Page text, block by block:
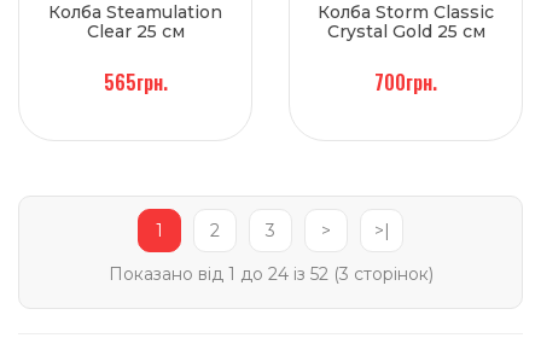
Колба Steamulation
Clear 25 см
565грн.
Колба Storm Classic
Crystal Gold 25 см
700грн.
1 2 3 >
>|
Показано від 1 до 24 із 52 (3 сторінок)